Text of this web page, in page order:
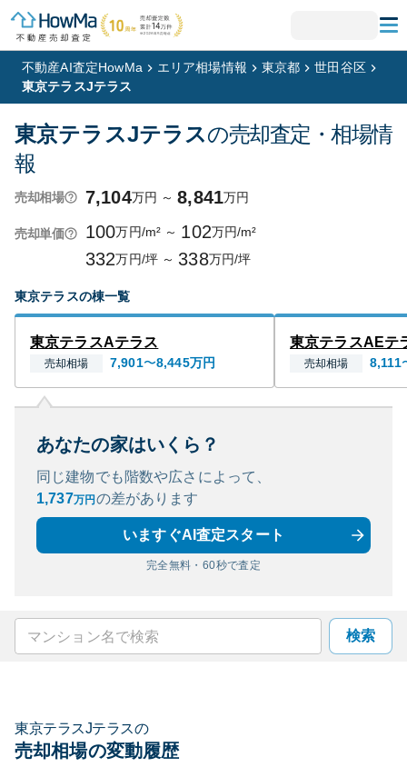
不動産AI査定HowMa エリア相場情報 東京都
世田谷区
東京テラスJテラス
東京テラスJテラスの売却査定・相場情
報
売却相場 7,104万円 ～ 8,841万円
売却単価 100万円/m² ～ 102万円/m²
332万円/坪 ～ 338万円/坪
東京テラスの棟一覧
東京テラスAテラス
売却相場 7,901〜8,445万円
東京テラスAEテ
売却相場 8,111
あなたの家はいくら？
同じ建物でも階数や広さによって、
1,737万円 の差があります
いますぐAI査定スタート
完全無料・60秒で査定
検索
東京テラスJテラスの
売却相場の変動履歴